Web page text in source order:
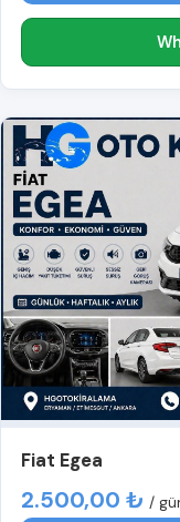
Fiat Egea
2.500,00 ₺ /